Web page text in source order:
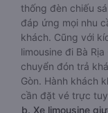
thống đèn chiếu
đáp ứng mọi nhu
khách. Cũng với
limousine đi Bà
chuyển đón trả
Gòn. Hành khách
cần đặt vé trực
b. Xe limousine